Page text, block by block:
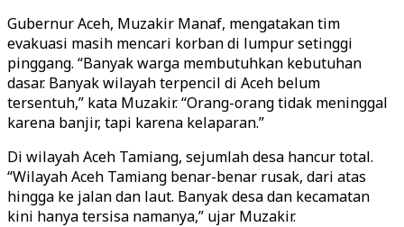
Gubernur Aceh, Muzakir Manaf, mengatakan tim
evakuasi masih mencari korban di lumpur setinggi
pinggang. “Banyak warga membutuhkan kebutuhan
dasar. Banyak wilayah terpencil di Aceh belum
tersentuh,” kata Muzakir. “Orang-orang tidak meninggal
karena banjir, tapi karena kelaparan.”
Di wilayah Aceh Tamiang, sejumlah desa hancur total.
“Wilayah Aceh Tamiang benar-benar rusak, dari atas
hingga ke jalan dan laut. Banyak desa dan kecamatan
kini hanya tersisa namanya,” ujar Muzakir.